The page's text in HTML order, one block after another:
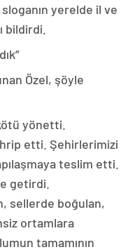
yerelde il ve
bildirdi.
Özel, şöyle
yönetti.
etti. Şehirlerimizi
teslim etti.
getirdi.
sellerde boğulan,
ortamlara
tamamının